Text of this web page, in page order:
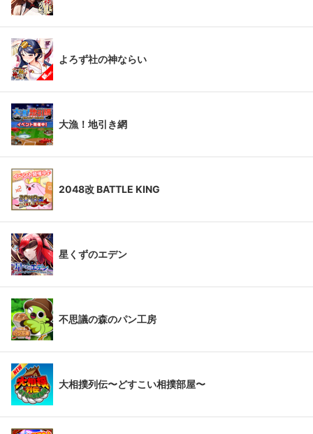
よろず社の神ならい
大漁！地引き網
2048改 BATTLE KING
星くずのエデン
不思議の森のパン工房
大相撲列伝〜どすこい相撲部屋〜